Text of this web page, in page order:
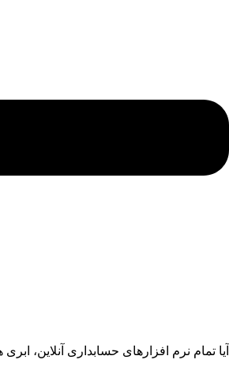
آیا تمام نرم افزارهای حسابداری آنلاین،